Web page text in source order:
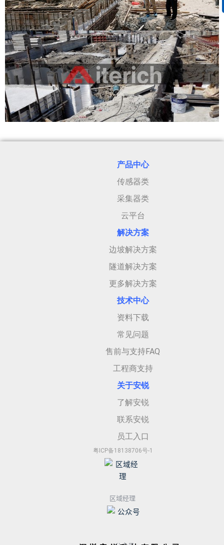
产品中心
传感器类
采集器类
云平台
解决方案
边坡解决方案
隧道解决方案
更多解决方案
技术中心
资料下载
常见问题
售前与支持FAQ
工程商支持
关于安锐
了解安锐
联系安锐
员工入口
粤ICP备18138706号-1
区域经理